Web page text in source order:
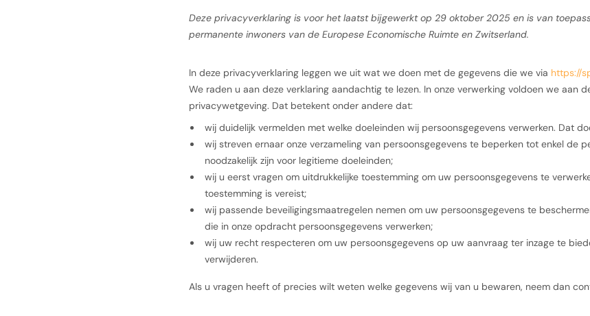
Deze privacyverklaring is voor het laatst bijgewerkt op 29 oktober 2025 en is van
permanente inwoners van de Europese Economische Ruimte en Zwitserland.
In deze privacyverklaring leggen we uit wat we doen met de gegevens die we via https://
We raden u aan deze verklaring aandachtig te lezen. In onze verwerking voldoen we aan
privacywetgeving. Dat betekent onder andere dat:
wij duidelijk vermelden met welke doeleinden wij persoonsgegevens verwerken. Dat
wij streven ernaar onze verzameling van persoonsgegevens te beperken tot enkel de
noodzakelijk zijn voor legitieme doeleinden;
wij u eerst vragen om uitdrukkelijke toestemming om uw persoonsgegevens te
toestemming is vereist;
wij passende beveiligingsmaatregelen nemen om uw persoonsgegevens te
die in onze opdracht persoonsgegevens verwerken;
wij uw recht respecteren om uw persoonsgegevens op uw aanvraag ter inzage te
verwijderen.
Als u vragen heeft of precies wilt weten welke gegevens wij van u bewaren, neem dan